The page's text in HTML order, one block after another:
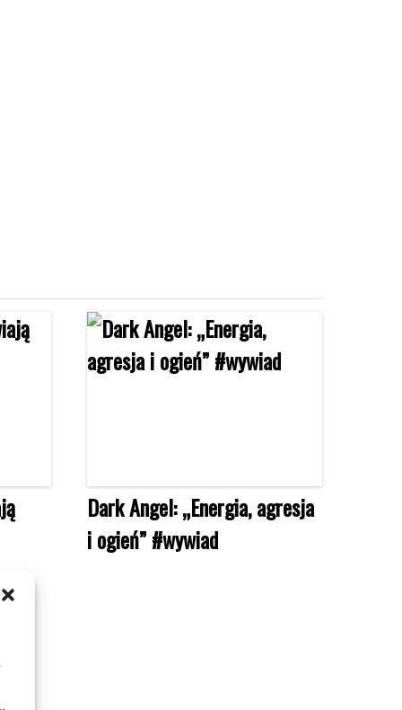
Dark Angel: „Energia, agresja
i ogień” #wywiad